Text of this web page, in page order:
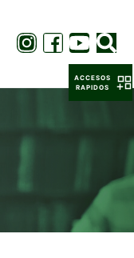
ACCESOS
RAPIDOS